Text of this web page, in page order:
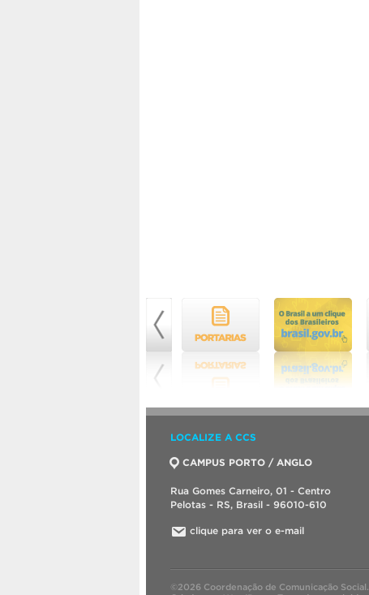
LOCALIZE A CCS
CAMPUS PORTO / ANGLO
Rua Gomes Carneiro, 01 - Centro
Pelotas - RS, Brasil - 96010-610
clique para ver o e-mail
©2026 Coordenação de Comunicação Social.